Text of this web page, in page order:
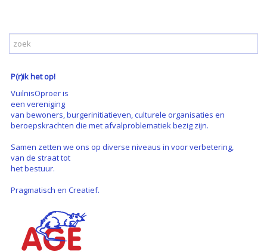
P(r)ik het op!
VuilnisOproer is
een vereniging
van bewoners, burgerinitiatieven, culturele organisaties en
beroepskrachten die met afvalproblematiek bezig zijn.
Samen zetten we ons op diverse niveaus in voor verbetering,
van de straat tot
het bestuur.
Pragmatisch en Creatief.